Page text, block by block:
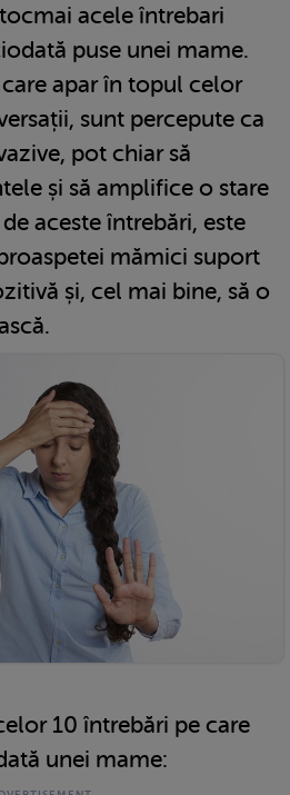
acele întrebari
puse unei mame.
apar în topul celor
sunt percepute ca
pot chiar să
și să amplifice o stare
aceste întrebări, este
mămici suport
și, cel mai bine, să o
10 întrebări pe care
unei mame: